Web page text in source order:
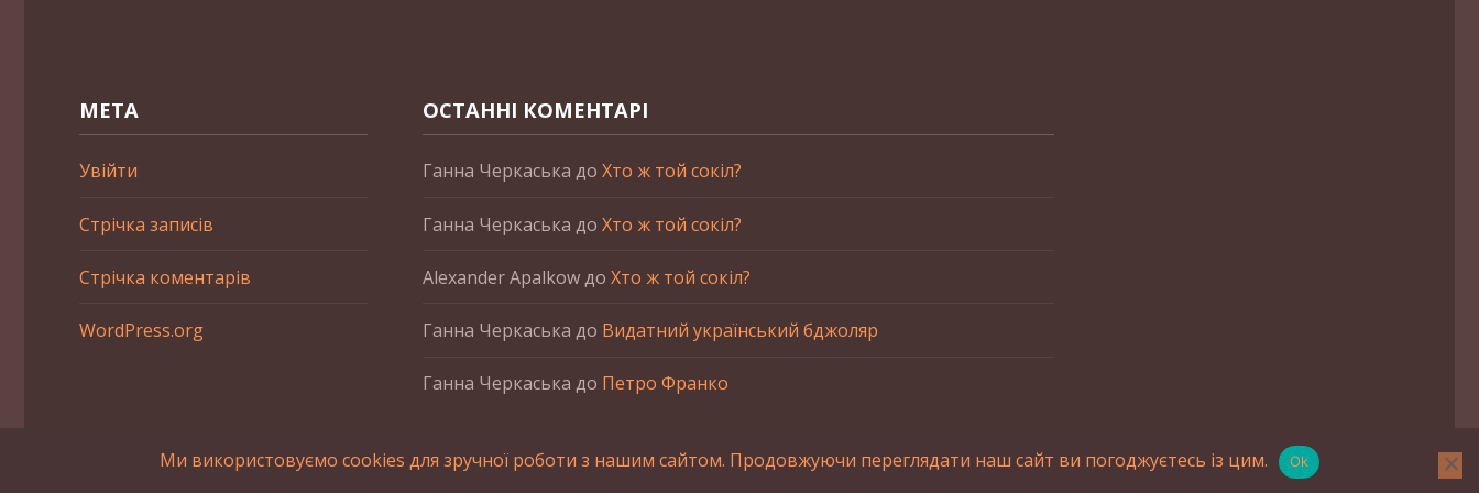
МЕТА
Увійти
Стрічка записів
Стрічка коментарів
WordPress.org
ОСТАННІ КОМЕНТАРІ
Ганна Черкаська до Хто ж той сокіл?
Ганна Черкаська до Хто ж той сокіл?
Alexander Apalkowдо Хто ж той сокіл?
Ганна Черкаська до Видатний український бджоляр
Ганна Черкаська до Петро Франко
2015-2023 © UAHistory Всі права застережено. При використанні матеріалів сайта обов'язкове зворотнє посилання.
Ми використовуємо cookies для зручної роботи з нашим сайтом. Продовжуючи переглядати наш сайт ви погоджуєтесь із цим. Ok